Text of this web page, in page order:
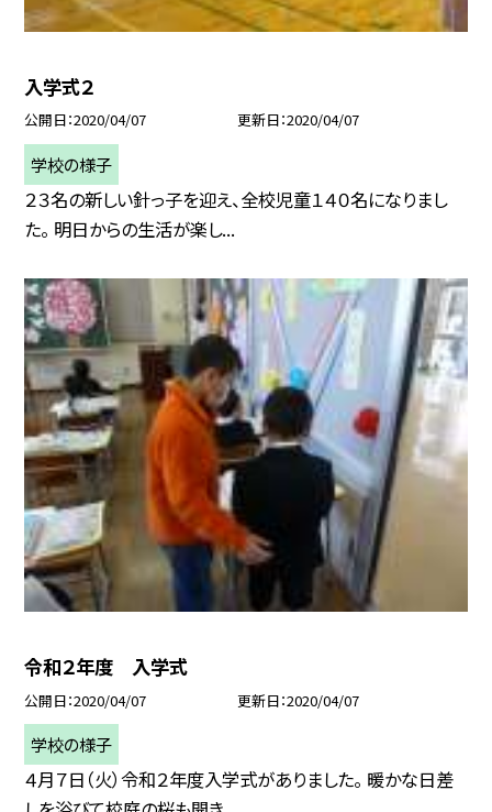
入学式２
公開日 2020/04/07 更新日 2020/04/07
学校の様子
２３名の新しい針っ子を迎え、全校児童１４０名になりまし
た。 明日からの生活が楽し...
令和２年度 入学式
公開日 2020/04/07 更新日 2020/04/07
学校の様子
４月７日（火）令和２年度入学式がありました。 暖かな日差